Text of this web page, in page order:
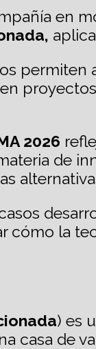
en
permiten
2026
de
cómo la
) es
casa de